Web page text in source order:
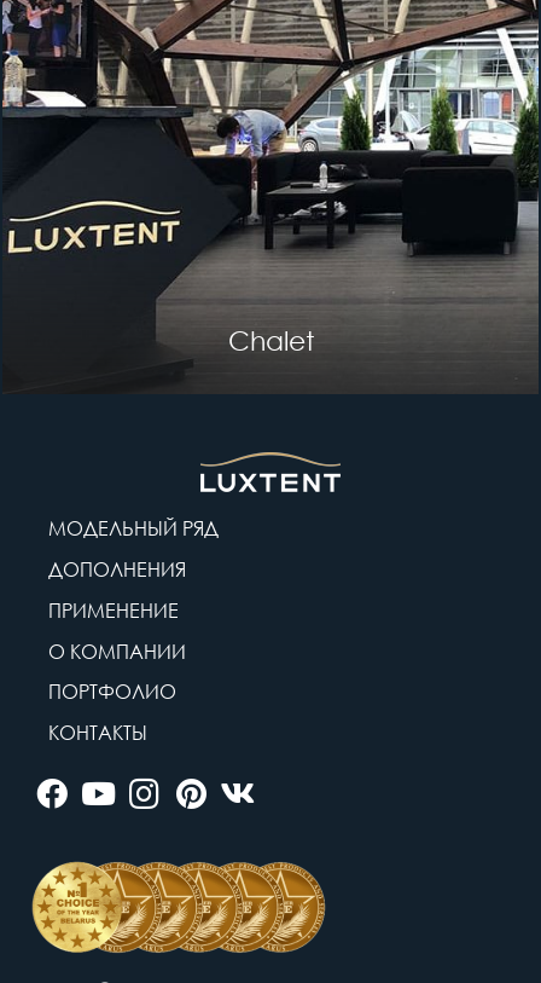
EcoPergola
МОДЕЛЬНЫЙ РЯД
ДОПОЛНЕНИЯ
ПРИМЕНЕНИЕ
О КОМПАНИИ
ПОРТФОЛИО
КОНТАКТЫ